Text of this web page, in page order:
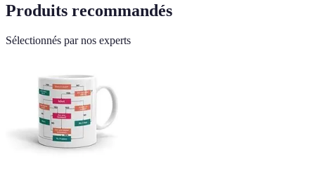
Produits recommandés
Sélectionnés par nos experts